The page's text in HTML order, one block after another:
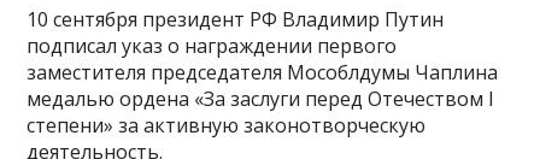
10 сентября президент РФ Владимир Путин
подписал указ о награждении первого
заместителя председателя Мособлдумы Чаплина
медалью ордена «За заслуги перед Отечеством I
степени» за активную законотворческую
деятельность.